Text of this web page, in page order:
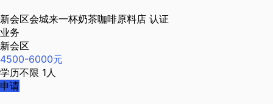
新会区会城来一杯奶茶咖啡原料店 认证
业务
新会区
4500-6000元
学历不限 1人
申请